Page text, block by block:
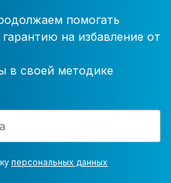
помогать
на избавление от
в своей методике
персональных данных